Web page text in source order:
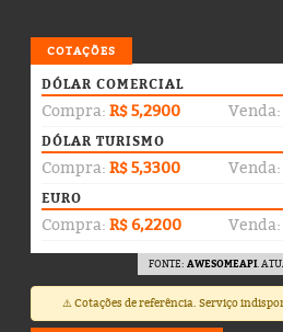
COTAÇÕES
DÓLAR COMERCIAL
Compra: R$ 5,2900 Venda:
DÓLAR TURISMO
Compra: R$ 5,3300 Venda:
EURO
Compra: R$ 6,2200 Venda:
FONTE: AWESOMEAPI.
⚠️ Cotações de referência. Serviço